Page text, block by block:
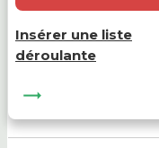
Insérer une liste
déroulante